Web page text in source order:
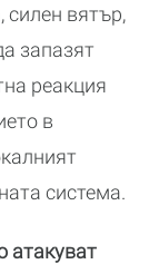
силен вятър,
запазят
реакция
в
система.
атакуват